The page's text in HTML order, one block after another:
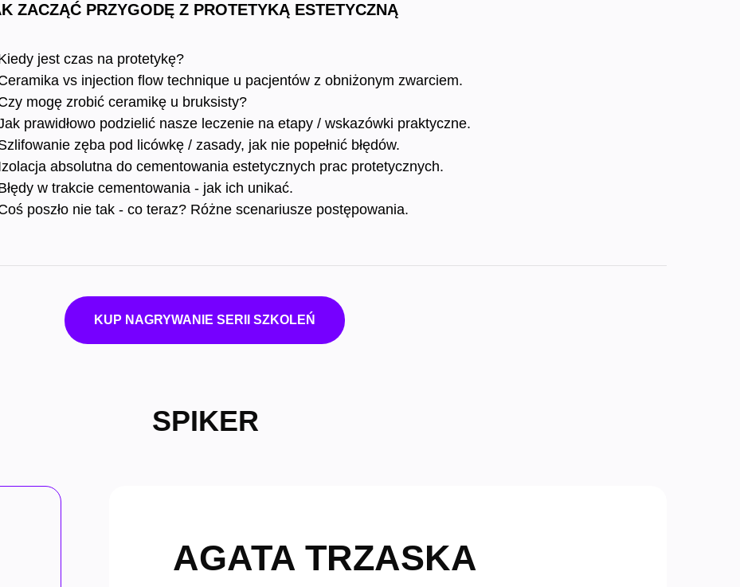
ZACZĄĆ PRZYGODĘ Z PROTETYKĄ ESTETYCZNĄ
jest czas na protetykę?
vs injection flow technique u pacjentów z obniżonym zwarciem.
mogę zrobić ceramikę u bruksisty?
prawidłowo podzielić nasze leczenie na etapy / wskazówki praktyczne.
zęba pod licówkę / zasady, jak nie popełnić błędów.
absolutna do cementowania estetycznych prac protetycznych.
w trakcie cementowania - jak ich unikać.
poszło nie tak - co teraz? Różne scenariusze postępowania.
KUP NAGRYWANIE SERII SZKOLEŃ
SPIKER
AGATA TRZASKA